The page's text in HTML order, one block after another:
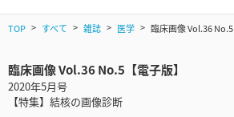
TOP すべて 雑誌 医学 臨床画像 Vol.36 No.5
臨床画像 Vol.36 No.5【電子版】
2020年5月号
【特集】結核の画像診断